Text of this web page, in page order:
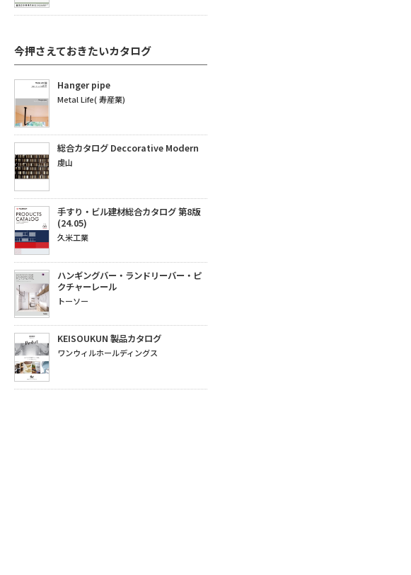
今押さえておきたいカタログ
Hanger pipe
Metal Life( 寿産業)
総合カタログ Deccorative Modern
虔山
手すり・ビル建材総合カタログ 第8版
(24.05)
久米工業
ハンギングバー・ランドリーバー・ピ
クチャーレール
トーソー
KEISOUKUN 製品カタログ
ワンウィルホールディングス